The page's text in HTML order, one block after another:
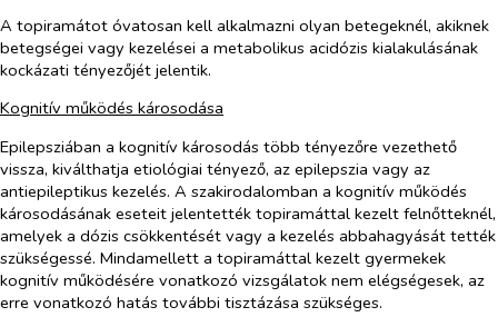
A topiramátot óvatosan kell alkalmazni olyan betegeknél, akiknek
betegségei vagy kezelései a metabolikus acidózis kialakulásának
kockázati tényezőjét jelentik.
Kognitív működés károsodása
Epilepsziában a kognitív károsodás több tényezőre vezethető
vissza, kiválthatja etiológiai tényező, az epilepszia vagy az
antiepileptikus kezelés. A szakirodalomban a kognitív működés
károsodásának eseteit jelentették topiramáttal kezelt felnőtteknél,
amelyek a dózis csökkentését vagy a kezelés abbahagyását tették
szükségessé. Mindamellett a topiramáttal kezelt gyermekek
kognitív működésére vonatkozó vizsgálatok nem elégségesek, az
erre vonatkozó hatás további tisztázása szükséges.